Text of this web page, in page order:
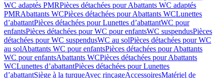
WC adaptés PMRPièces détachées pour Abattants WC adaptés
PMRAbattants WCPièces détachées pour Abattants WCLunettes
d’abattantPièces détachées pour Lunettes d’abattantWC pour
enfantsPièces détachées pour WC pour enfantsWC suspendusPièces
détachées pour WC suspendusWC au solPièces détachées pour WC
au solAbattants WC pour enfantsPièces détachées pour Abattants
WC pour enfantsAbattants WCPièces détachées pour Abattants
WCLunettes d’abattantPièces détachées pour Lunettes
d’abattantSiège à la turqueAvec rinçageAccessoiresMatériel de